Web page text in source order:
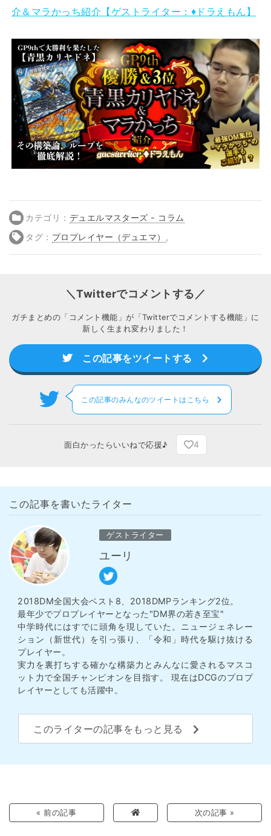
介＆マラかっち紹介【ゲストライター：♦ドラえもん】
カテゴリ： デュエルマスターズ - コラム
タグ： プロプレイヤー（デュエマ） ,
＼Twitterでコメントする／
ガチまとめの「コメント機能」が「Twitterでコメントする機能」に
新しく生まれ変わりました！
この記事をツイートする
この記事のみんなのツイートはこちら
面白かったらいいねで応援♪ 4
この記事を書いたライター
ゲストライター
ユーリ
2018DM全国大会ベスト8、2018DMPランキング2位。
最年少でプロプレイヤーとなった"DM界の若き至宝"
中学時代にはすでに頭角を現していた。ニュージェネレー
ション（新世代）を引っ張り、「令和」時代を駆け抜ける
プレイヤー。
実力を裏打ちする確かな構築力とみんなに愛されるマスコ
ット力で全国チャンピオンを目指す。 現在はDCGのプロプ
レイヤーとしても活躍中。
このライターの記事をもっと見る
« 前の記事 次の記事 »